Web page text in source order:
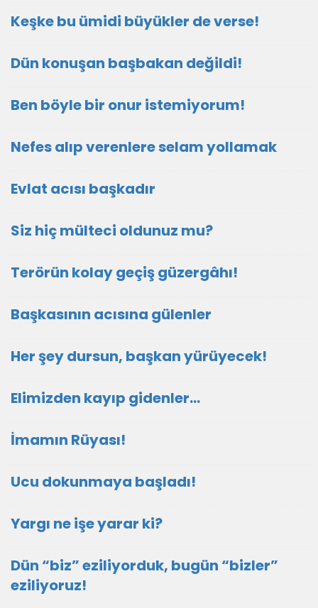
Keşke bu ümidi büyükler de verse!
Dün konuşan başbakan değildi!
Ben böyle bir onur istemiyorum!
Nefes alıp verenlere selam yollamak
Evlat acısı başkadır
Siz hiç mülteci oldunuz mu?
Terörün kolay geçiş güzergâhı!
Başkasının acısına gülenler
Her şey dursun, başkan yürüyecek!
Elimizden kayıp gidenler…
İmamın Rüyası!
Ucu dokunmaya başladı!
Yargı ne işe yarar ki?
Dün “biz” eziliyorduk, bugün “bizler”
eziliyoruz!